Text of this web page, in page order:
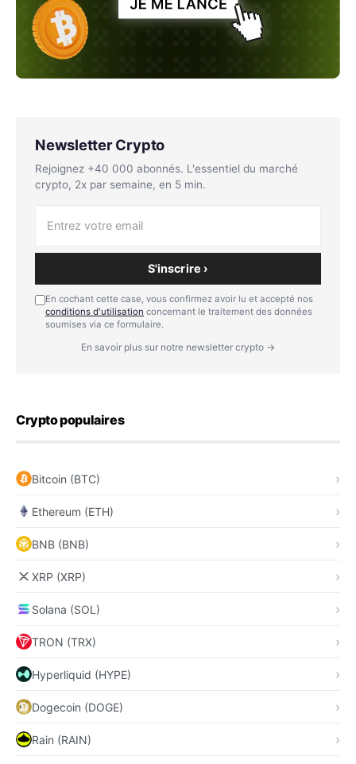
Newsletter Crypto
Rejoignez +40 000 abonnés. L'essentiel du marché
crypto, 2x par semaine, en 5 min.
S'inscrire ›
En cochant cette case, vous confirmez avoir lu et accepté nos
conditions d'utilisation concernant le traitement des données
soumises via ce formulaire.
En savoir plus sur notre newsletter crypto →
Crypto populaires
Bitcoin (BTC)
Ethereum (ETH)
BNB (BNB)
XRP (XRP)
Solana (SOL)
TRON (TRX)
Hyperliquid (HYPE)
Dogecoin (DOGE)
Rain (RAIN)